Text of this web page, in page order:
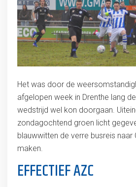
Het was door de
afgelopen week in Drenthe lang
wedstrijd wel kon doorgaan.
zondagochtend groen licht
blauwwitten de verre busreis
maken.
EFFECTIEF AZC